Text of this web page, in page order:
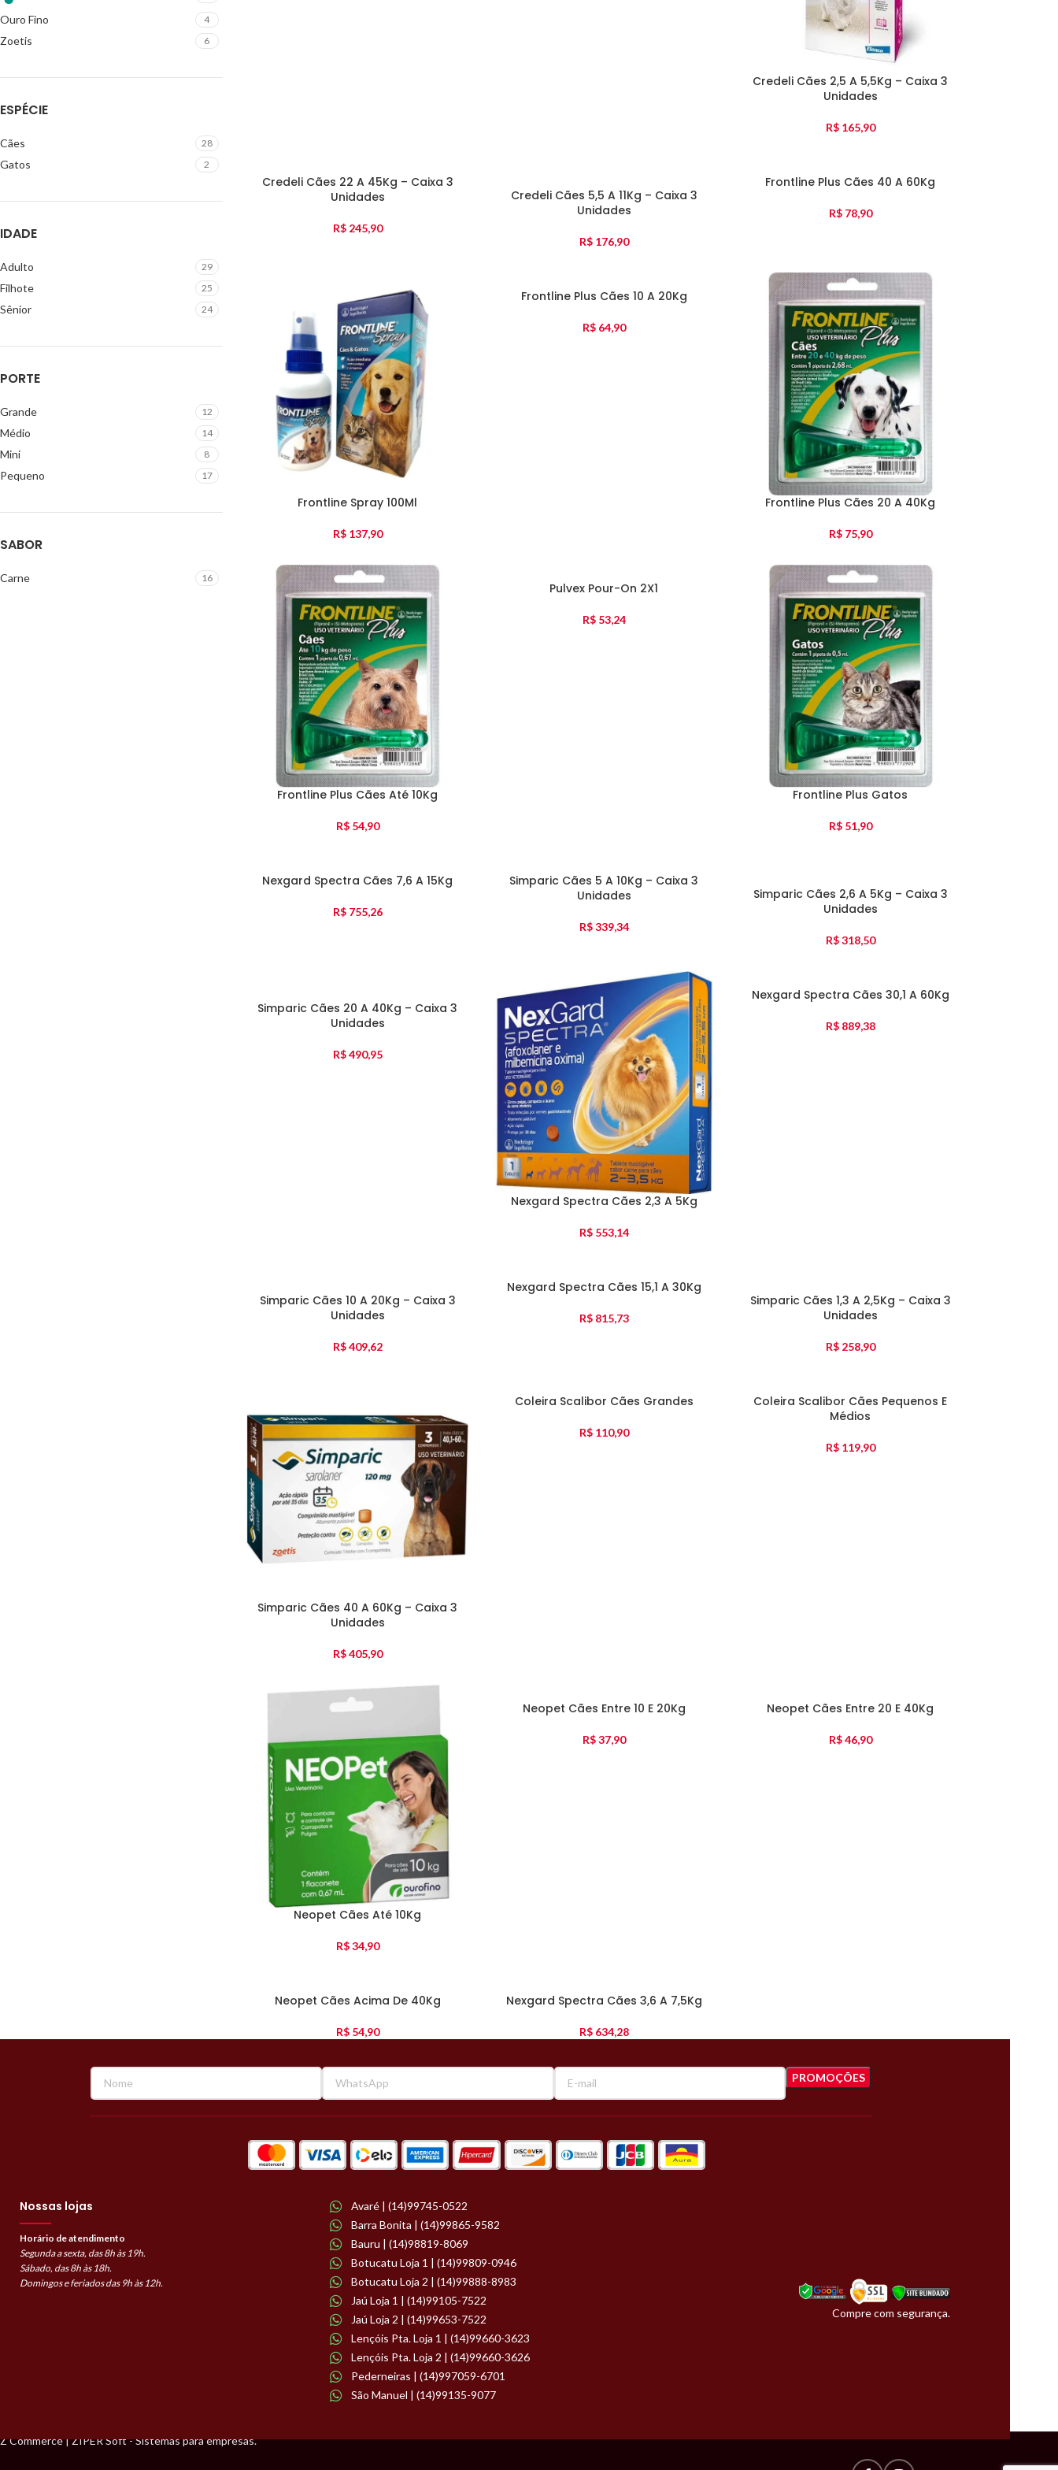
Ouro Fino 4
Zoetis 6
ESPÉCIE
Cães 28
Gatos 2
IDADE
Adulto 29
Filhote 25
Sênior 24
PORTE
Grande 12
Médio 14
Mini 8
Pequeno 17
SABOR
Carne 16
Credeli Cães 2,5 A 5,5Kg – Caixa 3
Unidades
R$165,90
Credeli Cães 22 A 45Kg – Caixa 3
Unidades
R$245,90
Credeli Cães 5,5 A 11Kg – Caixa 3
Unidades
R$176,90
Frontline Plus Cães 40 A 60Kg
R$78,90
Frontline Spray 100Ml
R$137,90
Frontline Plus Cães 10 A 20Kg
R$64,90
Frontline Plus Cães 20 A 40Kg
R$75,90
Frontline Plus Cães Até 10Kg
R$54,90
Pulvex Pour-On 2X1
R$53,24
Frontline Plus Gatos
R$51,90
Nexgard Spectra Cães 7,6 A 15Kg
R$755,26
Simparic Cães 5 A 10Kg – Caixa 3
Unidades
R$339,34
Simparic Cães 2,6 A 5Kg – Caixa 3
Unidades
R$318,50
Simparic Cães 20 A 40Kg – Caixa 3
Unidades
R$490,95
Nexgard Spectra Cães 2,3 A 5Kg
R$553,14
Nexgard Spectra Cães 30,1 A 60Kg
R$889,38
Simparic Cães 10 A 20Kg – Caixa 3
Unidades
R$409,62
Nexgard Spectra Cães 15,1 A 30Kg
R$815,73
Simparic Cães 1,3 A 2,5Kg – Caixa 3
Unidades
R$258,90
Simparic Cães 40 A 60Kg – Caixa 3
Unidades
R$405,90
Coleira Scalibor Cães Grandes
R$110,90
Coleira Scalibor Cães Pequenos E
Médios
R$119,90
Neopet Cães Até 10Kg
R$34,90
Neopet Cães Entre 10 E 20Kg
R$37,90
Neopet Cães Entre 20 E 40Kg
R$46,90
Neopet Cães Acima De 40Kg
R$54,90
Nexgard Spectra Cães 3,6 A 7,5Kg
R$634,28
Nossas lojas
Horário de atendimento
Segunda a sexta, das 8h às 19h.
Sábado, das 8h às 18h.
Domingos e feriados das 9h às 12h.
Avaré | (14)99745-0522
Barra Bonita | (14)99865-9582
Bauru | (14)98819-8069
Botucatu Loja 1 | (14)99809-0946
Botucatu Loja 2 | (14)99888-8983
Jaú Loja 1 | (14)99105-7522
Jaú Loja 2 | (14)99653-7522
Lençóis Pta. Loja 1 | (14)99660-3623
Lençóis Pta. Loja 2 | (14)99660-3626
Pederneiras | (14)997059-6701
São Manuel | (14)99135-9077
Compre com segurança.
Z Commerce | ZIPER Soft - Sistemas para empresas.